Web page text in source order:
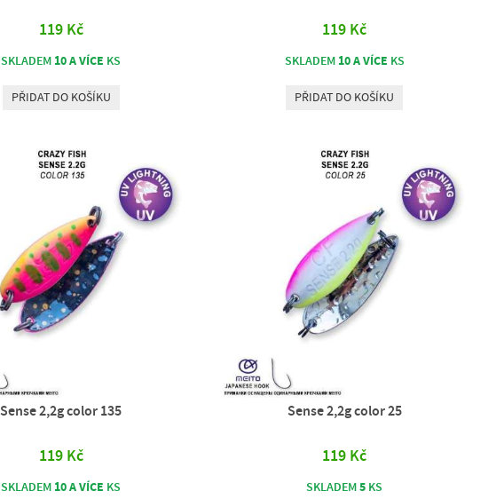
119 Kč
SKLADEM 10 A VÍCE KS
PŘIDAT DO KOŠÍKU
119 Kč
SKLADEM 10 A VÍCE KS
PŘIDAT DO KOŠÍKU
Sense 2,2g color 135
119 Kč
SKLADEM 10 A VÍCE KS
Sense 2,2g color 25
119 Kč
SKLADEM5 KS